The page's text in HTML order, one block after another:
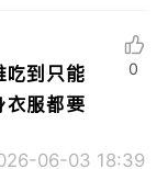
吃到只能
衣服都要
06-03 18:39
0